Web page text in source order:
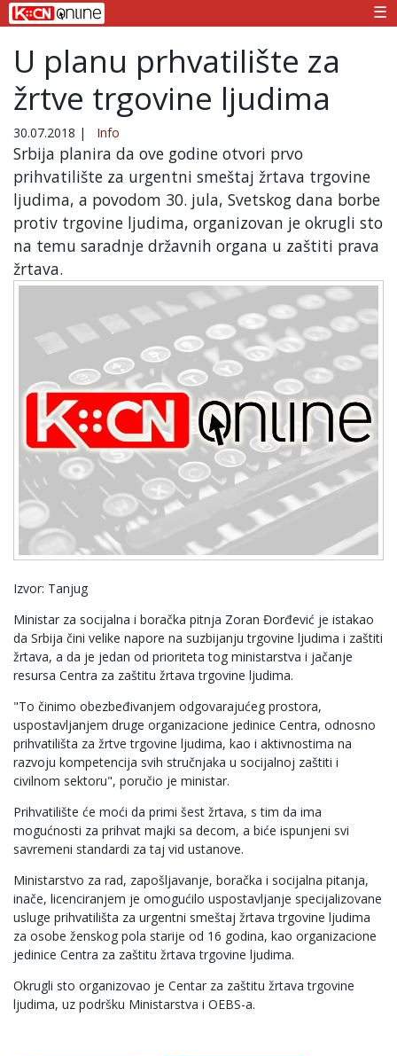
☰
U planu prhvatilište za
žrtve trgovine ljudima
30.07.2018 | Info
Srbija planira da ove godine otvori prvo
prihvatilište za urgentni smeštaj žrtava trgovine
ljudima, a povodom 30. jula, Svetskog dana borbe
protiv trgovine ljudima, organizovan je okrugli sto
na temu saradnje državnih organa u zaštiti prava
žrtava.
Izvor: Tanjug
Ministar za socijalna i boračka pitnja Zoran Đorđević je istakao
da Srbija čini velike napore na suzbijanju trgovine ljudima i zaštiti
žrtava, a da je jedan od prioriteta tog ministarstva i jačanje
resursa Centra za zaštitu žrtava trgovine ljudima.
"To činimo obezbeđivanjem odgovarajućeg prostora,
uspostavljanjem druge organizacione jedinice Centra, odnosno
prihvatilišta za žrtve trgovine ljudima, kao i aktivnostima na
razvoju kompetencija svih stručnjaka u socijalnoj zaštiti i
civilnom sektoru", poručio je ministar.
Prihvatilište će moći da primi šest žrtava, s tim da ima
mogućnosti za prihvat majki sa decom, a biće ispunjeni svi
savremeni standardi za taj vid ustanove.
Ministarstvo za rad, zapošljavanje, boračka i socijalna pitanja,
inače, licenciranjem je omogućilo uspostavljanje specijalizovane
usluge prihvatilišta za urgentni smeštaj žrtava trgovine ljudima
za osobe ženskog pola starije od 16 godina, kao organizacione
jedinice Centra za zaštitu žrtava trgovine ljudima.
Okrugli sto organizovao je Centar za zaštitu žrtava trgovine
ljudima, uz podršku Ministarstva i OEBS-a.